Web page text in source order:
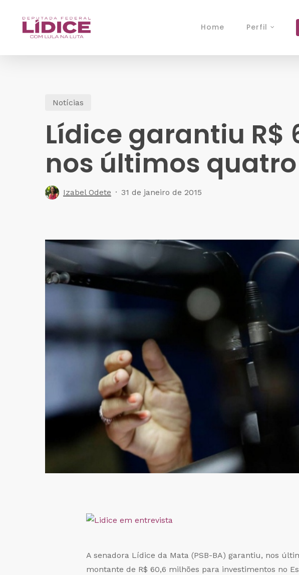
Home Perfil
Notícias
Lídice garantiu
nos últimos
Izabel Odete 31 de janeiro de 2015
A senadora Lídice da Mata (PSB-BA) garantiu, nos
montante de R$ 60,6 milhões para investimentos no